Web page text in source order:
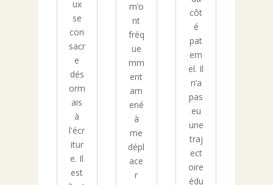
ux
se
con
sacr
e
dés
orm
ais
à
l'écr
itur
e. Il
est
m’o
nt
fréq
ue
mm
ent
am
ené
à
me
dépl
ace
r
côt
é
pat
ern
el. Il
n’a
pas
eu
une
traj
ect
oire
édu